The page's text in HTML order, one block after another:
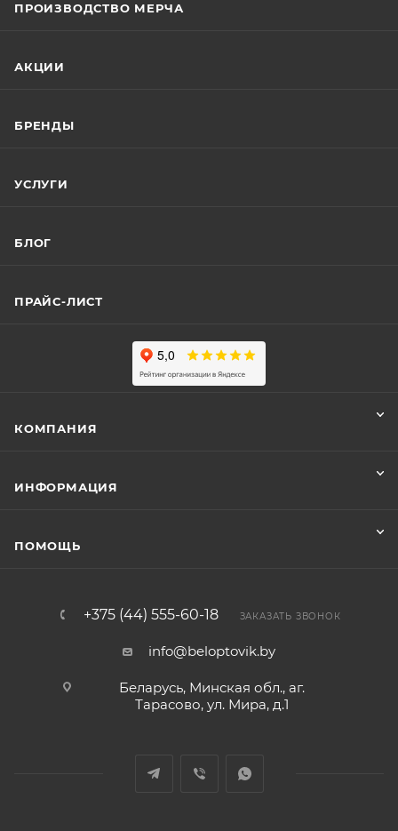
ПРОИЗВОДСТВО МЕРЧА
АКЦИИ
БРЕНДЫ
УСЛУГИ
БЛОГ
ПРАЙС-ЛИСТ
КОМПАНИЯ
ИНФОРМАЦИЯ
ПОМОЩЬ
+375 (44) 555-60-18 ЗАКАЗАТЬ ЗВОНОК
info@beloptovik.by
Беларусь, Минская обл., аг.
Тарасово, ул. Мира, д.1